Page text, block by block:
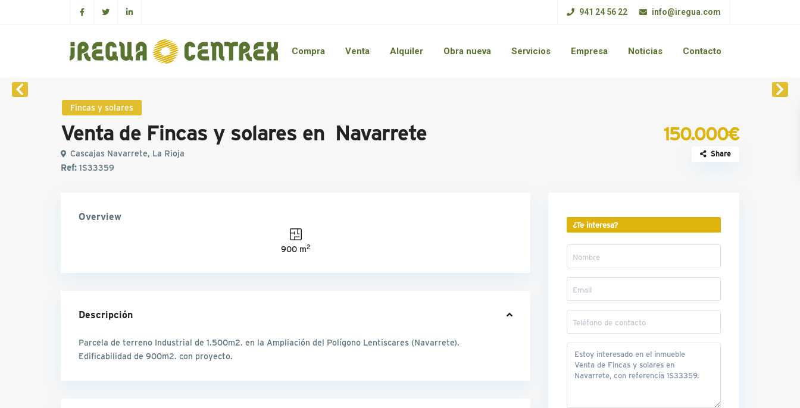
941 24 56 22 info@iregua.com
Compra Venta Alquiler Obra nueva Servicios Empresa Noticias Contacto
Fincas y solares
Venta de Fincas y solares en Navarrete 150.000€
Cascajas Navarrete, La Rioja
Ref:1S33359
Share
Overview
900 m2
Descripción
Parcela de terreno Industrial de 1.500m2. en la Ampliación del Polígono Lentiscares (Navarrete).
Edificabilidad de 900m2. con proyecto.
¿Te interesa?